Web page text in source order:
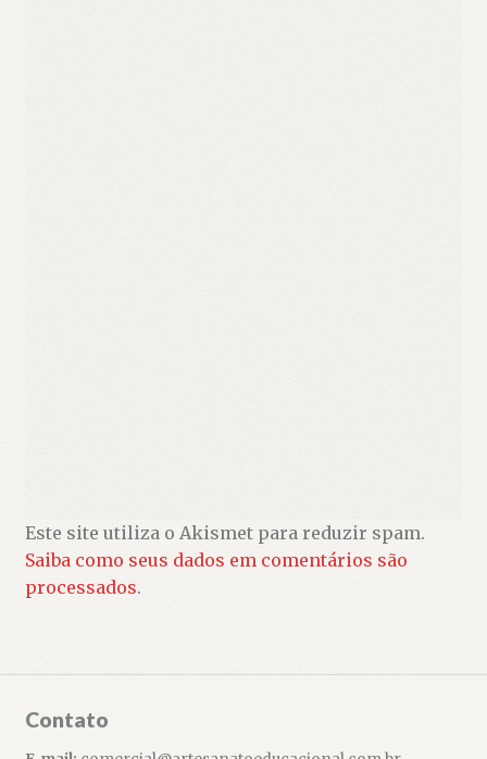
Este site utiliza o Akismet para reduzir spam.
Saiba como seus dados em comentários são
processados.
Contato